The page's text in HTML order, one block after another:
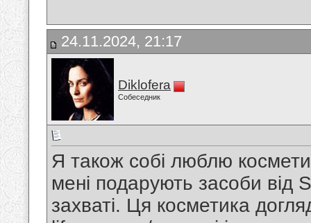
24.11.2024, 21:17
Diklofera
Собеседник
Я також собі люблю
мені подарують засоби від
захваті. Ця косметика